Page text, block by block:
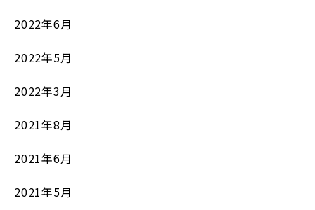
2022年6月
2022年5月
2022年3月
2021年8月
2021年6月
2021年5月